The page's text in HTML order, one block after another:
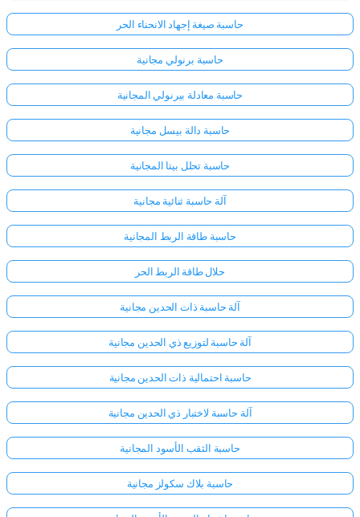
حاسبة صيغة إجهاد الانحناء الحر
حاسبة برنولي مجانية
حاسبة معادلة بيرنولي المجانية
حاسبة دالة بيسل مجانية
حاسبة تحلل بيتا المجانية
آلة حاسبة ثنائية مجانية
حاسبة طاقة الربط المجانية
حلال طاقة الربط الحر
آلة حاسبة ذات الحدين مجانية
آلة حاسبة لتوزيع ذي الحدين مجانية
حاسبة احتمالية ذات الحدين مجانية
آلة حاسبة لاختبار ذي الحدين مجانية
حاسبة الثقب الأسود المجانية
حاسبة بلاك سكولز مجانية